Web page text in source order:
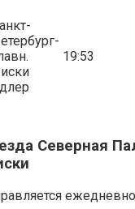
19:53
Северная